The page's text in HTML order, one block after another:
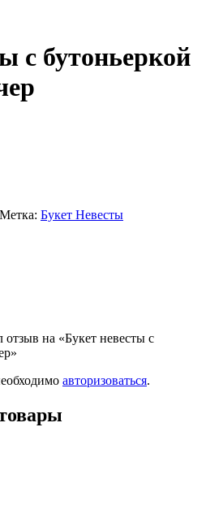
с бутоньеркой
Метка: Букет Невесты
отзыв на «Букет невесты с
авторизоваться.